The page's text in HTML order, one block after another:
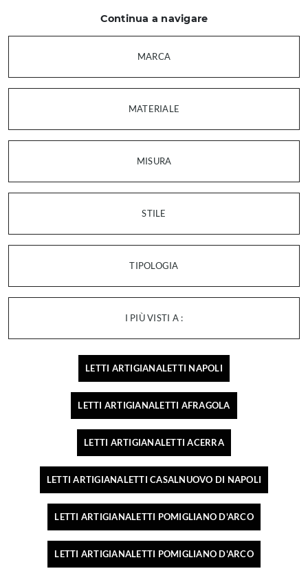
Continua a navigare
MARCA
MATERIALE
MISURA
STILE
TIPOLOGIA
I PIÙ VISTI A :
LETTI ARTIGIANALETTI NAPOLI
LETTI ARTIGIANALETTI AFRAGOLA
LETTI ARTIGIANALETTI ACERRA
LETTI ARTIGIANALETTI CASALNUOVO DI NAPOLI
LETTI ARTIGIANALETTI POMIGLIANO D'ARCO
LETTI ARTIGIANALETTI POMIGLIANO D'ARCO